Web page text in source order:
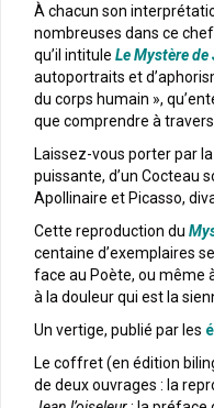
À chacun son
nombreuses dans ce
qu’il intitule Le Mystère de
autoportraits et
du corps humain »,
que comprendre à
Laissez-vous porter par
puissante, d’un Cocteau
Apollinaire et Picasso,
Cette reproduction du
centaine d’exemplaires
face au Poète, ou même
à la douleur qui est la
Un vertige, publié par les
Le coffret (en édition
de deux ouvrages : la